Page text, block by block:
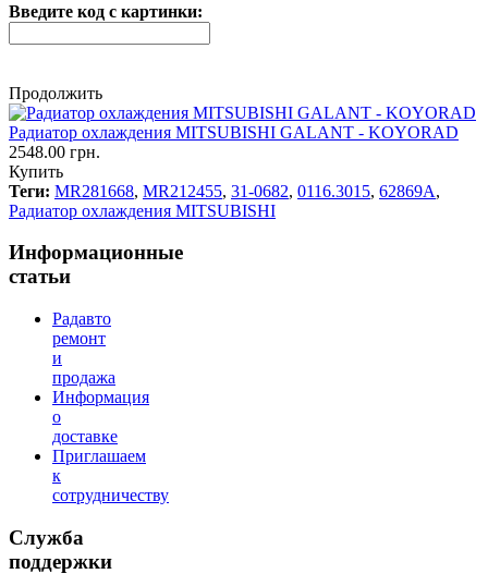
Введите код с картинки:
Продолжить
Радиатор охлаждения MITSUBISHI GALANT - KOYORAD
2548.00 грн.
Купить
Теги: MR281668, MR212455, 31-0682, 0116.3015, 62869A,
Радиатор охлаждения MITSUBISHI
Информационные
статьи
Радавто
ремонт
и
продажа
Информация
о
доставке
Приглашаем
к
сотрудничеству
Служба
поддержки